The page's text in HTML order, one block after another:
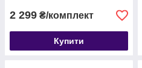
2 299 ₴/комплект
Купити